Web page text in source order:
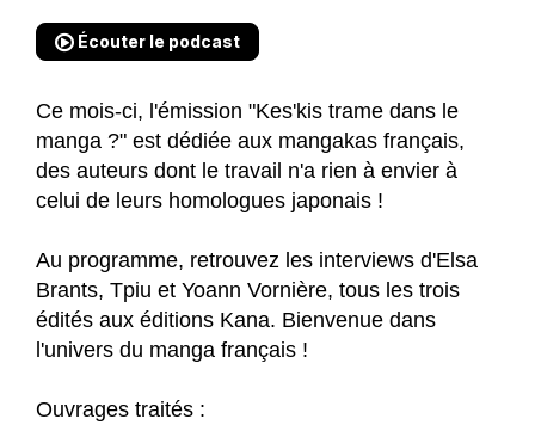
Écouter le podcast
Ce mois-ci, l'émission "Kes'kis trame dans le
manga ?" est dédiée aux mangakas français,
des auteurs dont le travail n'a rien à envier à
celui de leurs homologues japonais !
Au programme, retrouvez les interviews d'Elsa
Brants, Tpiu et Yoann Vornière, tous les trois
édités aux éditions Kana. Bienvenue dans
l'univers du manga français !
Ouvrages traités :